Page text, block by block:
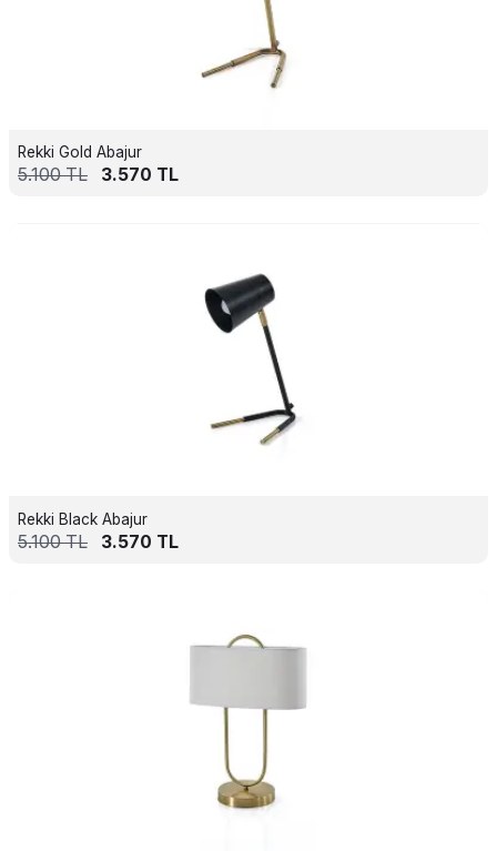
Rekki Gold Abajur
5.100TL 3.570 TL
Rekki Black Abajur
5.100TL 3.570 TL